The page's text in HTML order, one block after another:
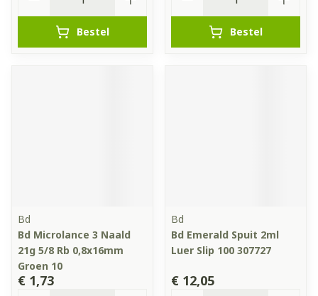
Bestel Bestel
Bd
Bd Microlance 3 Naald
21g 5/8 Rb 0,8x16mm
Groen 10
€ 1,73
Bd
Bd Emerald Spuit 2ml
Luer Slip 100 307727
€ 12,05